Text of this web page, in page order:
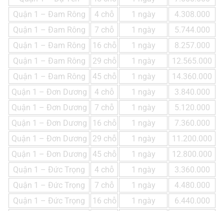
Quận 1 – Đam Rông
4 chỗ 1 ngày
4.308.000
Quận 1 – Đam Rông
7 chỗ 1 ngày
5.744.000
Quận 1 – Đam Rông
16 chỗ 1 ngày
8.257.000
Quận 1 – Đam Rông
29 chỗ 1 ngày
12.565.000
Quận 1 – Đam Rông
45 chỗ 1 ngày
14.360.000
Quận 1 – Đơn Dương
4 chỗ 1 ngày
3.840.000
Quận 1 – Đơn Dương
7 chỗ 1 ngày
5.120.000
Quận 1 – Đơn Dương
16 chỗ 1 ngày
7.360.000
Quận 1 – Đơn Dương
29 chỗ 1 ngày
11.200.000
Quận 1 – Đơn Dương
45 chỗ 1 ngày
12.800.000
Quận 1 – Đức Trọng
4 chỗ 1 ngày
3.360.000
Quận 1 – Đức Trọng
7 chỗ 1 ngày
4.480.000
Quận 1 – Đức Trọng
16 chỗ 1 ngày
6.440.000